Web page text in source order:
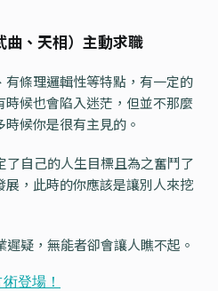
曲、天相）主動求職
條理邏輯性等特點，有一定的
候也會陷入迷茫，但並不那麼
候你是很有主見的。
了自己的人生目標且為之奮鬥了
，此時的你應該是讓別人來挖
疑，無能者卻會讓人瞧不起。